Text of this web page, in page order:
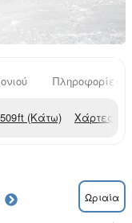
Πληροφορίες
ft (Κάτω) Χάρτες
Ωριαία